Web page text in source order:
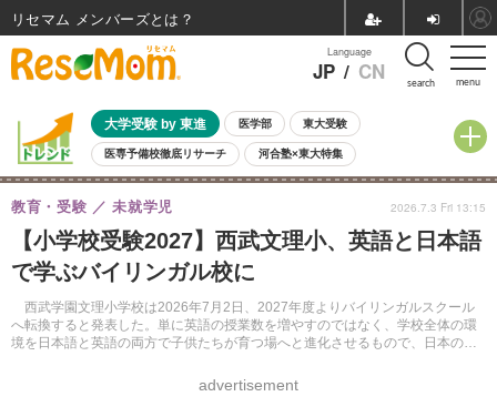
menu
Language
JP / CN search
大学受験 by 東進 医学部 東大受験
医専予備校徹底リサーチ 河合塾×東大特集
親子で考える大学選び 高校受験 中学受験 小学校受験
共通テスト 夏休み
8月開催イベント・WS 全国公立高校 過去問 人気記事
自由研究教材（小学生向け） 自由研究教材（中学生向け）
【小学校受験2027】西武文理小、英語と日本語
で学ぶバイリンガル校に
西武学園文理小学校は2026年7月2日、2027年度よりバイリンガルスクール
へ転換すると発表した。単に英語の授業数を増やすのではなく、学校全体の環
境を日本語と英語の両方で子供たちが育つ場へと進化させるもので、日本の文
教育・受験 未就学児
advertisement
2026.7.3 Fri 13:15
リセマム メンバーズ